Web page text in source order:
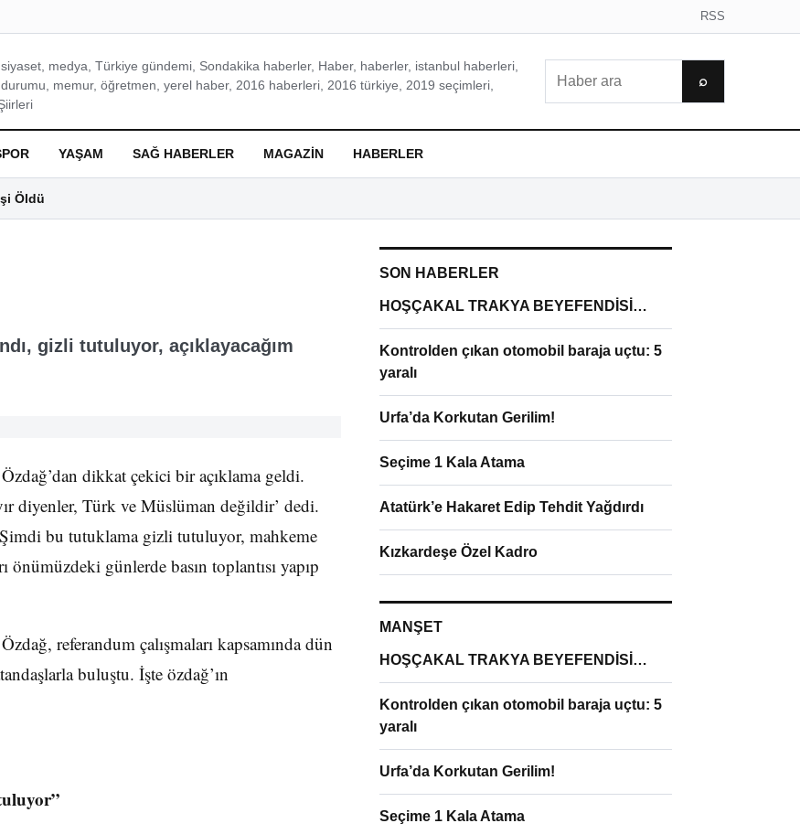
RSS
medya, Türkiye gündemi, Sondakika haberler, Haber, haberler, istanbul haberleri,
memur, öğretmen, yerel haber, 2016 haberleri, 2016 türkiye, 2019 seçimleri,
⌕
YAŞAM SAĞ HABERLER MAGAZIN HABERLER
Öldü
gizli tutuluyor, açıklayacağım
dikkat çekici bir açıklama geldi.
diyenler, Türk ve Müslüman değildir’ dedi.
bu tutuklama gizli tutuluyor, mahkeme
günlerde basın toplantısı yapıp
referandum çalışmaları kapsamında dün
buluştu. İşte özdağ’ın
SON HABERLER
HOŞÇAKAL TRAKYA BEYEFENDİSİ…
Kontrolden çıkan otomobil baraja uçtu: 5
yaralı
Urfa’da Korkutan Gerilim!
Seçime 1 Kala Atama
Atatürk’e Hakaret Edip Tehdit Yağdırdı
Kızkardeşe Özel Kadro
MANŞET
HOŞÇAKAL TRAKYA BEYEFENDİSİ…
Kontrolden çıkan otomobil baraja uçtu: 5
yaralı
Urfa’da Korkutan Gerilim!
Seçime 1 Kala Atama